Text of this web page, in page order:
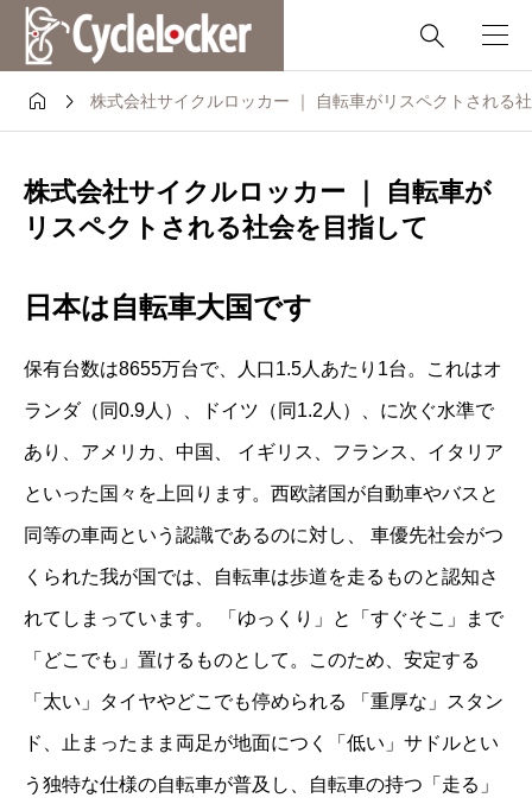

  株式会社サイクルロッカー ｜ 自転車がリスペクトされる
株式会社サイクルロッカー ｜ 自転車が
リスペクトされる社会を目指して
日本は自転車大国です
保有台数は8655万台で、人口1.5人あたり1台。これはオ
ランダ（同0.9人）、ドイツ（同1.2人）、に次ぐ水準で
あり、アメリカ、中国、 イギリス、フランス、イタリア
といった国々を上回ります。西欧諸国が自動車やバスと
同等の車両という認識であるのに対し、 車優先社会がつ
くられた我が国では、自転車は歩道を走るものと認知さ
れてしまっています。 「ゆっくり」と「すぐそこ」まで
「どこでも」置けるものとして。このため、安定する
「太い」タイヤやどこでも停められる 「重厚な」スタン
ド、止まったまま両足が地面につく「低い」サドルとい
う独特な仕様の自転車が普及し、自転車の持つ「走る」